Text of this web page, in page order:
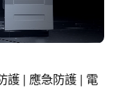
護 | 應急防護 | 電